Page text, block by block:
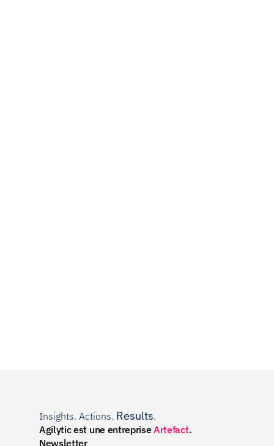
Insights. Actions. Results.
Agilytic est une entreprise Artefact.
Newsletter